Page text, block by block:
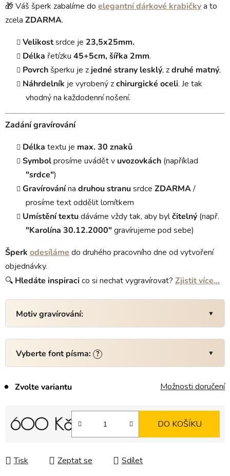
🎁 Váš šperk zabalíme do elegantní dárkové krabičkya to
zcela ZDARMA.
Velikostsrdce je 23,5x25mm.
Délka řetízku 45+5cm, šířka 2mm.
Povrch šperku je z jedné strany lesklý, zdruhé matný,
Náhrdelník je vyrobený zchirurgické oceli. Je tak
vhodný na každodenní nošení.
Zadání gravírování
Délka textu je max. 30 znaků
Symbolprosíme uvádět v uvozovkách (například
"srdce")
Gravírovánína druhou stranusrdce ZDARMA/
prosíme text oddělit lomítkem
Umístění textudáváme vždy tak, aby bylčitelný (např.
"Karolína 30.12.2000"gravírujeme pod sebe)
Šperk odesíláme do druhého pracovního dne od vytvoření
objednávky.
🔍 Hledáte inspiracico si nechat vygravírovat? Zjistit více…
Motiv gravírování:
Vyberte font písma: ?
Zvolte variantu Možnosti doručení
600 Kč DO KOŠÍKU
Tisk Zeptat se Sdílet